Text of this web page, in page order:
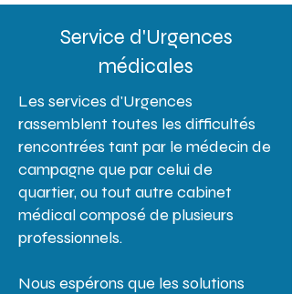
Service d'Urgences
médicales
Les services d'Urgences
rassemblent toutes les difficultés
rencontrées tant par le médecin de
campagne que par celui de
quartier, ou tout autre cabinet
médical composé de plusieurs
professionnels.
Nous espérons que les solutions